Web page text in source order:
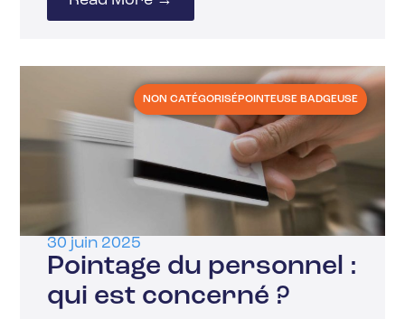
NON CATÉGORISÉPOINTEUSE BADGEUSE
30 juin 2025
Pointage du personnel :
qui est concerné ?